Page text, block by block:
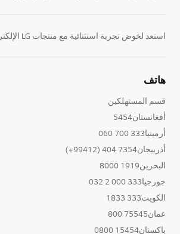
هاتف
قسم المستهلكين
أفغانستان5454
أرمينيا333 700 060
أذربيجان7354 404 (99412+)
البحرين1919 8000
جورجيا333 000 2 032
الكويت333 1833
عمان75545 800
باكستان15454 0800